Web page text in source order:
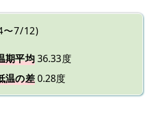
〜7/12)
期平均36.33度
温の差0.28度